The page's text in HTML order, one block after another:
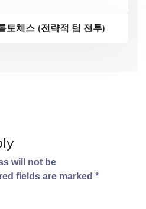
토체스 (전략적 팀 전투)
will not be
fields are marked *